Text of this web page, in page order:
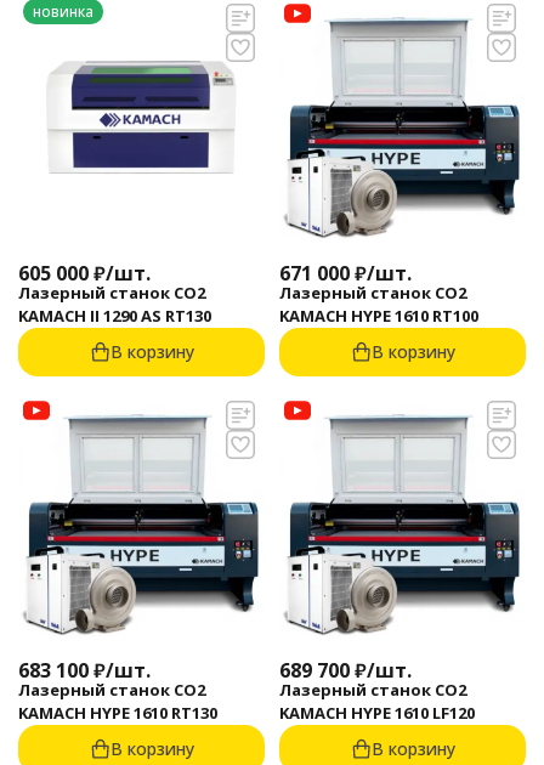
новинка
605 000₽/шт.
Лазерный станок CO2
KAMACH II 1290 AS RT130
В корзину
671 000₽/шт.
Лазерный станок CO2
KAMACH HYPE 1610 RT100
В корзину
683 100₽/шт.
Лазерный станок CO2
KAMACH HYPE 1610 RT130
В корзину
689 700₽/шт.
Лазерный станок CO2
KAMACH HYPE 1610 LF120
В корзину